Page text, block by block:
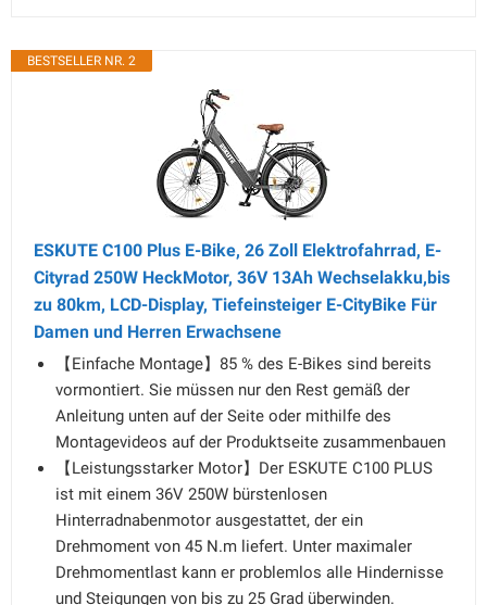
BESTSELLER NR. 2
ESKUTE C100 Plus E-Bike, 26 Zoll Elektrofahrrad, E-
Cityrad 250W HeckMotor, 36V 13Ah Wechselakku,bis
zu 80km, LCD-Display, Tiefeinsteiger E-CityBike Für
Damen und Herren Erwachsene
【Einfache Montage】85 % des E-Bikes sind bereits
vormontiert. Sie müssen nur den Rest gemäß der
Anleitung unten auf der Seite oder mithilfe des
Montagevideos auf der Produktseite zusammenbauen
【Leistungsstarker Motor】Der ESKUTE C100 PLUS
ist mit einem 36V 250W bürstenlosen
Hinterradnabenmotor ausgestattet, der ein
Drehmoment von 45 N.m liefert. Unter maximaler
Drehmomentlast kann er problemlos alle Hindernisse
und Steigungen von bis zu 25 Grad überwinden.